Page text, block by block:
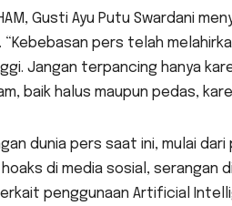
Gusti Ayu Putu Swardani
“Kebebasan pers telah
Jangan terpancing hanya
baik halus maupun pedas,
dunia pers saat ini, mulai
di media sosial, serangan
penggunaan Artificial